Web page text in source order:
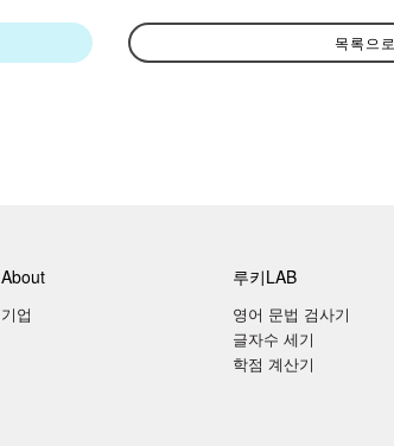
목록으로
About
기업
루키LAB
영어 문법 검사기
글자수 세기
학점 계산기